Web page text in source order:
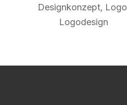
Designkonzept, Logo
Logodesign